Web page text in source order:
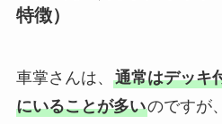
特徴）
車掌さんは、 通常はデッキ
にいることが多いのですが